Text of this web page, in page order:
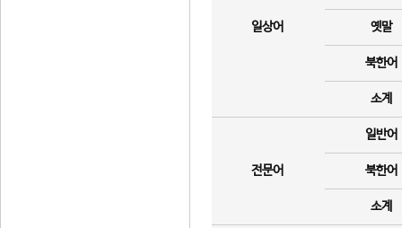
일상어 옛말
북한어
소계
전문어
일반어
북한어
소계